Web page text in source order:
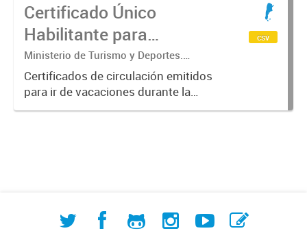
Certificado Único
Habilitante para
Circulación (CUHC) -
VERANO
Ministerio de Turismo y Deportes.
Subsecretaría de Desarrollo Estratégico.
Dirección Nacional de Mercados y
Estadística
Certificados de circulación emitidos
para ir de vacaciones durante la
emergencia sanitaria
csv